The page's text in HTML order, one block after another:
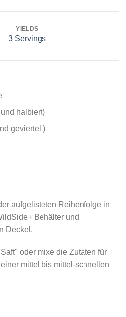
YIELDS
3 Servings
halbiert)
geviertelt)
aufgelisteten Reihenfolge in
Behälter und
Deckel.
oder mixe die Zutaten für
mittel bis mittel-schnellen